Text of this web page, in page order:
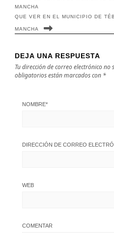
MANCHA
QUE VER EN EL MUNICIPIO DE
MANCHA
DEJA UNA RESPUESTA
Tu dirección de correo electrónico no
obligatorios están marcados con *
NOMBRE*
DIRECCIÓN DE CORREO
WEB
COMENTAR